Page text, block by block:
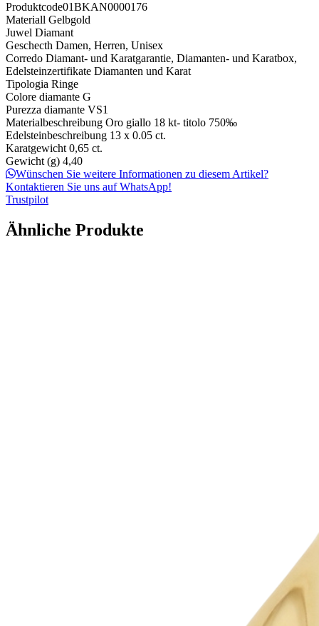
Produktcode01BKAN0000176
Materiall Gelbgold
Juwel Diamant
Geschecth Damen, Herren, Unisex
Corredo Diamant- und Karatgarantie, Diamanten- und Karatbox,
Edelsteinzertifikate Diamanten und Karat
Tipologia Ringe
Colore diamante G
Purezza diamante VS1
Materialbeschreibung Oro giallo 18 kt- titolo 750‰
Edelsteinbeschreibung 13 x 0.05 ct.
Karatgewicht 0,65 ct.
Gewicht (g) 4,40
Wünschen Sie weitere Informationen zu diesem Artikel?
Kontaktieren Sie uns auf WhatsApp!
Trustpilot
Ähnliche Produkte